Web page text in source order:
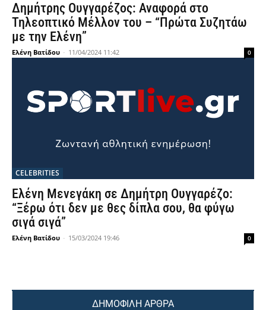
Δημήτρης Ουγγαρέζος: Αναφορά στο
Τηλεοπτικό Μέλλον του – “Πρώτα Συζητάω
με την Ελένη”
Ελένη Βατίδου - 11/04/2024 11:42 0
CELEBRITIES
Ελένη Μενεγάκη σε Δημήτρη Ουγγαρέζο:
“Ξέρω ότι δεν με θες δίπλα σου, θα φύγω
σιγά σιγά”
Ελένη Βατίδου - 15/03/2024 19:46 0
ΔΗΜΟΦΙΛΗ ΑΡΘΡΑ